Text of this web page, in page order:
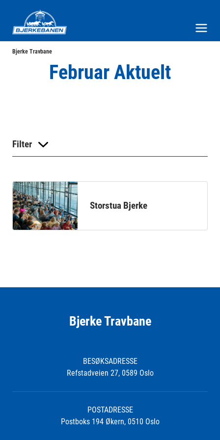
Bjerke Travbane
Februar Aktuelt
Filter
Storstua Bjerke
Bjerke Travbane
BESØKSADRESSE
Refstadveien 27, 0589 Oslo
POSTADRESSE
Postboks 194 Økern, 0510 Oslo